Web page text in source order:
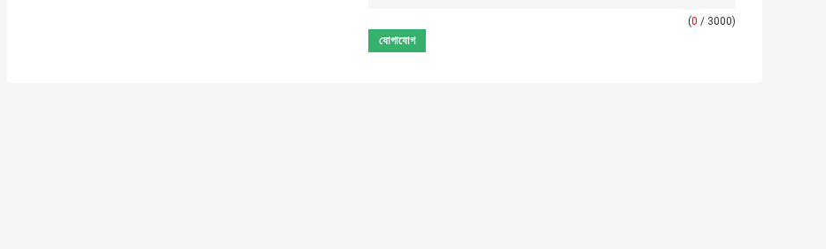
(0 / 3000)